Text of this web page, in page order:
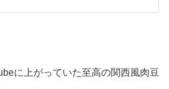
に上がっていた至高の関西風肉豆